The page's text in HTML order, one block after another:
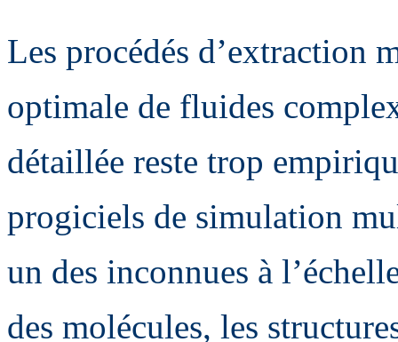
Les procédés d’extraction
optimale de fluides
détaillée reste trop
progiciels de simulation
un des inconnues à
des molécules, les